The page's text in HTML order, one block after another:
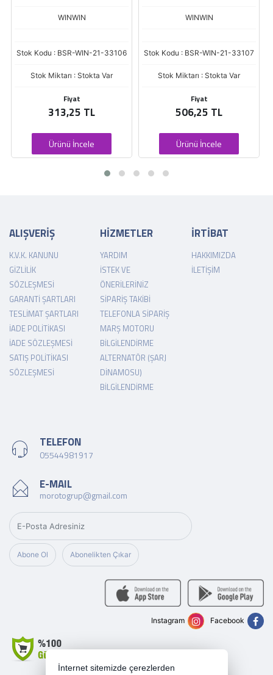
WINWIN
Stok Kodu : BSR-WIN-21-33106
Stok Miktarı : Stokta Var
Fiyat
313,25 TL
Ürünü İncele
0790
WINWIN
Stok Kodu : BSR-WIN-21-33107
Stok Miktarı : Stokta Var
Fiyat
506,25 TL
Ürünü İncele
ALIŞVERİŞ
K.V.K. KANUNU
GIZLILIK
SÖZLEŞMESI
GARANTI ŞARTLARI
TESLIMAT ŞARTLARI
İADE POLITIKASI
İADE SÖZLEŞMESI
SATIŞ POLITIKASI
SÖZLEŞMESI
HİZMETLER
YARDIM
İSTEK VE
ÖNERILERINIZ
SIPARIŞ TAKIBI
TELEFONLA SIPARIŞ
MARŞ MOTORU
BILGILENDIRME
ALTERNATÖR (ŞARJ
DINAMOSU)
BILGILENDIRME
İRTİBAT
HAKKIMIZDA
İLETIŞIM
TELEFON
05544981917
E-MAIL
morotogrup@gmail.com
Abone Ol Abonelikten Çıkar
Facebook
Instagram
İnternet sitemizde çerezlerden